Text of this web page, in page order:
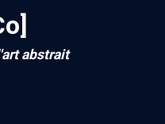
abstrait